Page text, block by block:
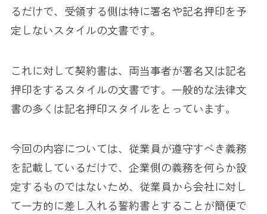
るだけで、受領する側は特に署名や記名押印を予
定しないスタイルの文書です。
これに対して契約書は、両当事者が署名又は記名
押印をするスタイルの文書です。一般的な法律文
書の多くは記名押印スタイルをとっています。
今回の内容については、従業員が遵守すべき義務
を記載しているだけで、企業側の義務を何らか設
定するものではないため、従業員から会社に対し
て一方的に差し入れる誓約書とすることが簡便で